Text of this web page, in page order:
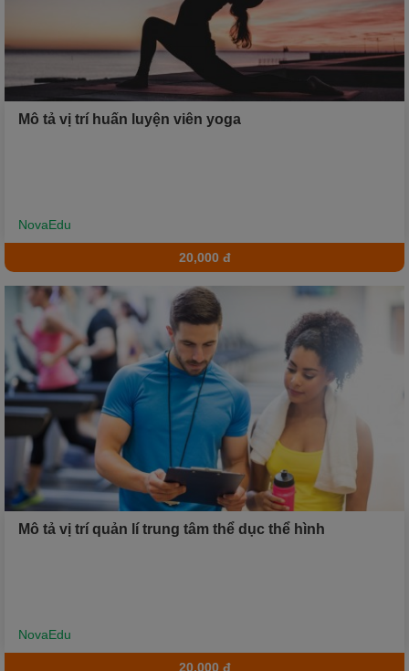
Mô tả vị trí huấn luyện viên yoga
NovaEdu
20,000 đ
Mô tả vị trí quản lí trung tâm thể dục thể hình
NovaEdu
20,000 đ